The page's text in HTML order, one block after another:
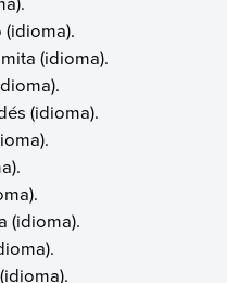
(idioma).
(idioma).
(idioma).